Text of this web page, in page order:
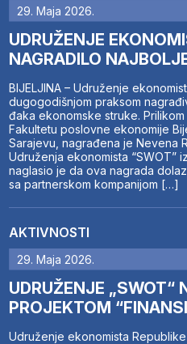
29. Maja 2026.
UDRUŽENJE
NAGRADILO
BIJELJINA – Udruženje
dugogodišnjom praksom
đaka ekonomske struke.
Fakultetu poslovne ekonomije
Sarajevu, nagrađena je Nevena
Udruženja ekonomista “SWOT”
naglasio je da ova nagrada
sa partnerskom kompanijom […]
AKTIVNOSTI
29. Maja 2026.
UDRUŽENJE „SWOT“
PROJEKTOM
Udruženje ekonomista